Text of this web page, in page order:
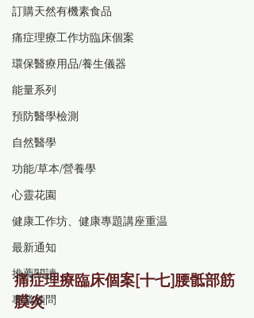
訂購天然有機素食品
痛症理療工作坊臨床個案
環保醫療用品/養生儀器
能量系列
預防醫學檢測
自然醫學
功能/草本/營養學
心靈花園
健康工作坊、健康專題講座重温
最新通知
推薦閱讀
專業顧問
痛症理療臨床個案[十七]腰骶部筋
膜炎